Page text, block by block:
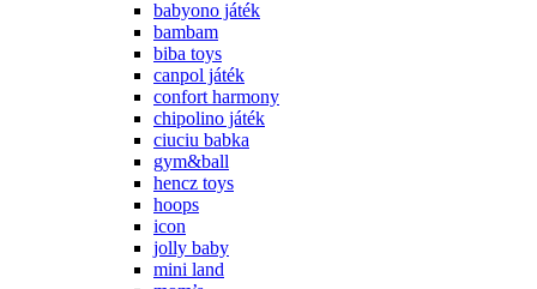
babyono játék
bambam
biba toys
canpol játék
confort harmony
chipolino játék
ciuciu babka
gym&ball
hencz toys
hoops
icon
jolly baby
mini land